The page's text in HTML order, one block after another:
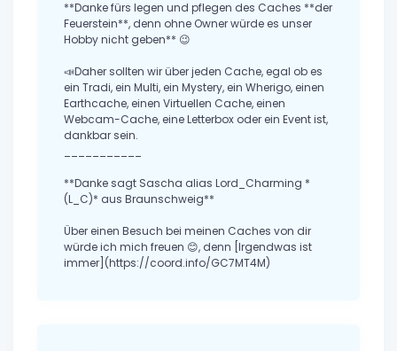
**Danke fürs legen und pflegen des Caches **der
Feuerstein**, denn ohne Owner würde es unser
Hobby nicht geben** 😉
📣Daher sollten wir über jeden Cache, egal ob es
ein Tradi, ein Multi, ein Mystery, ein Wherigo, einen
Earthcache, einen Virtuellen Cache, einen
Webcam-Cache, eine Letterbox oder ein Event ist,
dankbar sein.
**Danke sagt Sascha alias Lord_Charming *
(L_C)* aus Braunschweig**
Über einen Besuch bei meinen Caches von dir
würde ich mich freuen 😊, denn [Irgendwas ist
immer](https://coord.info/GC7MT4M)